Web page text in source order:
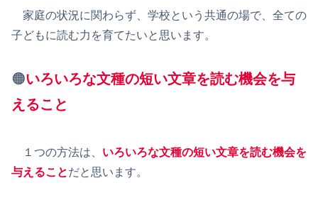
家庭の状況に関わらず、学校という共通の場で、全ての
子どもに読む力を育てたいと思います。
🟠いろいろな文種の短い文章を読む機会を与
えること
１つの方法は、 いろいろな文種の短い文章を読む機会を
与えることだと思います。